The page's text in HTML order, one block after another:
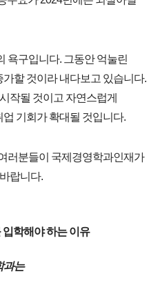
욕구입니다. 그동안 억눌린
할 것이라 내다보고 있습니다.
작될 것이고 자연스럽게
기회가 확대될 것입니다.
러분들이 국제경영학과인재가
랍니다.
학해야 하는 이유
과는